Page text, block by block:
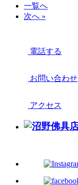
一覧へ
次へ »
電話する
お問い合わせ
アクセス